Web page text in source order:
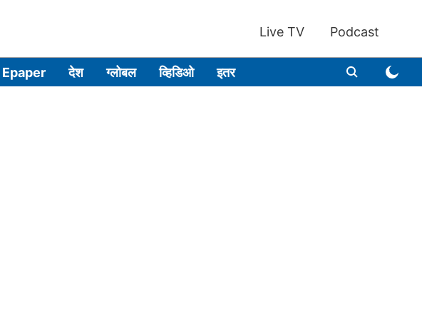
Live TV Podcast
Epaper देश ग्लोबल व्हिडिओ इतर